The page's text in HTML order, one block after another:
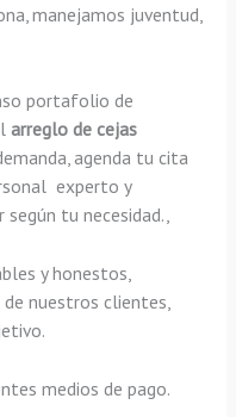
manejamos juventud,
portafolio de
arreglo de cejas
agenda tu cita
experto y
tu necesidad.,
y honestos,
nuestros clientes,
medios de pago.